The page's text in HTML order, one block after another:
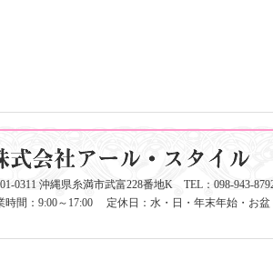
0311 沖縄県糸満市武富228番地K TEL：098-943-
時間：9:00～17:00 定休日：水・日・年末年始・お